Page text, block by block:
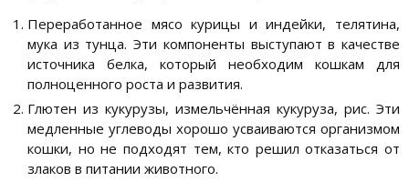
Переработанное мясо курицы и индейки, телятина,
мука из тунца. Эти компоненты выступают в качестве
источника белка, который необходим кошкам для
полноценного роста и развития.
Глютен из кукурузы, измельчённая кукуруза, рис. Эти
медленные углеводы хорошо усваиваются организмом
кошки, но не подходят тем, кто решил отказаться от
злаков в питании животного.